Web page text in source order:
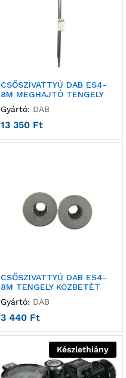
CSŐSZIVATTYÚ DAB ES4-
8M MEGHAJTÓ TENGELY
Gyártó: DAB
13 350 Ft
CSŐSZIVATTYÚ DAB ES4-
8M TENGELY KÖZBETÉT
Gyártó: DAB
3 440 Ft
Készlethiány